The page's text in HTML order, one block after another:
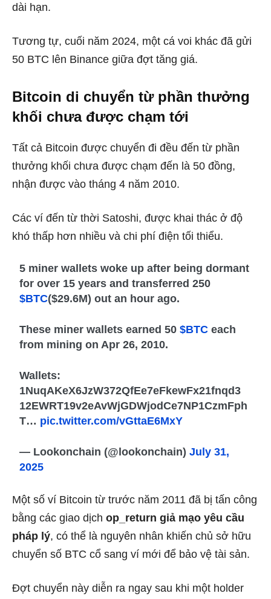
dài hạn.
Tương tự, cuối năm 2024, một cá voi khác đã gửi
50 BTC lên Binance giữa đợt tăng giá.
Bitcoin di chuyển từ phần thưởng
khối chưa được chạm tới
Tất cả Bitcoin được chuyển đi đều đến từ phần
thưởng khối chưa được chạm đến là 50 đồng,
nhận được vào tháng 4 năm 2010.
Các ví đến từ thời Satoshi, được khai thác ở độ
khó thấp hơn nhiều và chi phí điện tối thiểu.
5 miner wallets woke up after being dormant
for over 15 years and transferred 250
$BTC($29.6M) out an hour ago.
These miner wallets earned 50$BTC each
from mining on Apr 26, 2010.
Wallets:
1NuqAKeX6JzW372QfEe7eFkewFx21fnqd3
12EWRT19v2eAvWjGDWjodCe7NP1CzmFph
T… pic.twitter.com/vGttaE6MxY
— Lookonchain (@lookonchain)July 31,
2025
Một số ví Bitcoin từ trước năm 2011 đã bị tấn công
bằng các giao dịch op_return giả mạo yêu cầu
pháp lý, có thể là nguyên nhân khiến chủ sở hữu
chuyển số BTC cổ sang ví mới để bảo vệ tài sản.
Đợt chuyển này diễn ra ngay sau khi một holder